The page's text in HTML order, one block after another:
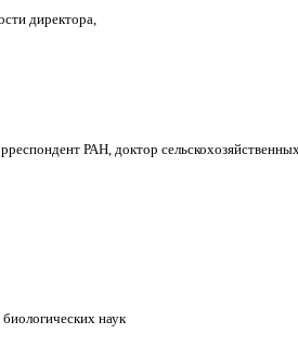
директора,
РАН, доктор
наук